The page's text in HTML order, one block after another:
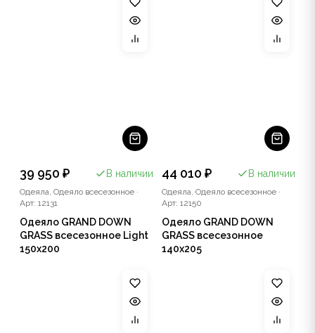
39 950 ₽ В наличии
Одеяла, Одеяло всесезонное ·
Арт: 12131
Одеяло GRAND DOWN
GRASS всесезонное Light
150x200
44 010 ₽ В наличии
Одеяла, Одеяло всесезонное ·
Арт: 12150
Одеяло GRAND DOWN
GRASS всесезонное
140x205